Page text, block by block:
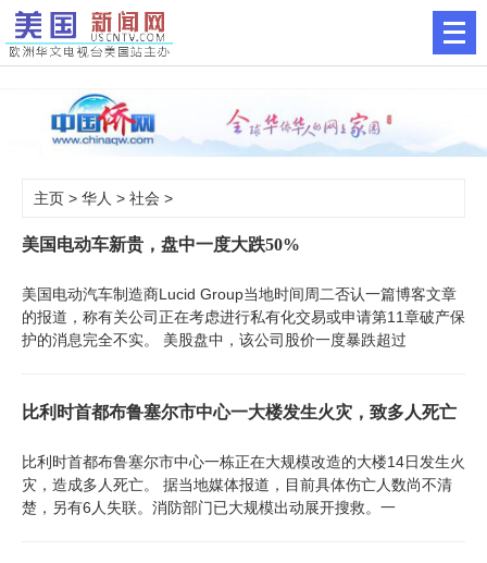
主页 > 华人 > 社会 >
美国电动车新贵，盘中一度大跌50%
美国电动汽车制造商Lucid Group当地时间周二否认一篇博客文章
的报道，称有关公司正在考虑进行私有化交易或申请第11章破产保
护的消息完全不实。 美股盘中，该公司股价一度暴跌超过
比利时首都布鲁塞尔市中心一大楼发生火灾，致多人死亡
比利时首都布鲁塞尔市中心一栋正在大规模改造的大楼14日发生火
灾，造成多人死亡。 据当地媒体报道，目前具体伤亡人数尚不清
楚，另有6人失联。消防部门已大规模出动展开搜救。一